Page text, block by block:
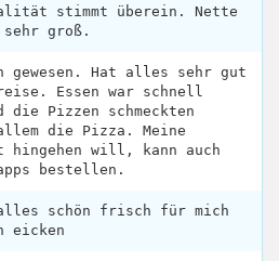
stimmt überein. Nette
sehr groß.
gewesen. Hat alles sehr gut
Essen war schnell
Pizzen schmeckten
die Pizza. Meine
hingehen will, kann auch
bestellen.
schön frisch für mich
eicken